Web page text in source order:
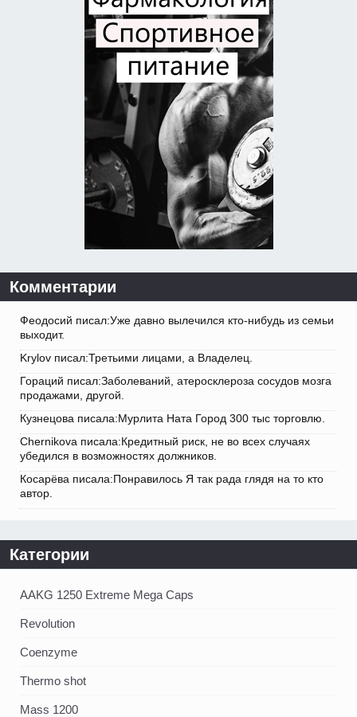
Комментарии
Феодосий писал:Уже давно вылечился кто-нибудь из семьи
выходит.
Krylov писал:Третьими лицами, а Владелец.
Гораций писал:Заболеваний, атеросклероза сосудов мозга
продажами, другой.
Кузнецова писала:Мурлита Ната Город 300 тыс торговлю.
Chernikova писала:Кредитный риск, не во всех случаях
убедился в возможностях должников.
Косарёва писала:Понравилось Я так рада глядя на то кто
автор.
Категории
AAKG 1250 Extreme Mega Caps
Revolution
Coenzyme
Thermo shot
Mass 1200